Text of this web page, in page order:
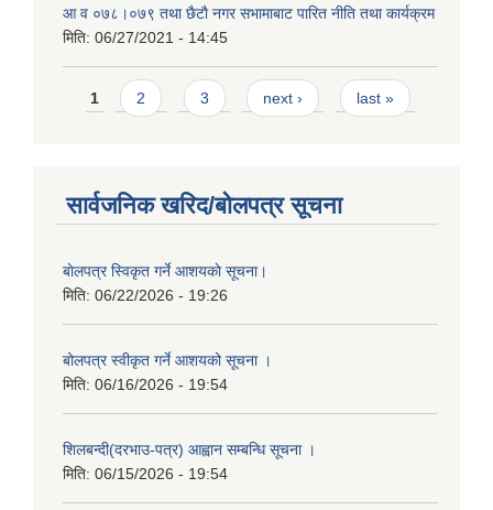
आ‍ व ०७८।०७९ तथा छैटाै नगर सभामाबाट पारित नीति तथा कार्यक्रम
मिति: 06/27/2021 - 14:45
Pages
1 2 3 next › last »
सार्वजनिक खरिद/बोलपत्र सूचना
बाेलपत्र स्विकृत गर्ने आशयकाे सूचना।
मिति: 06/22/2026 - 19:26
बोलपत्र स्वीकृत गर्ने आशयको सूचना ।
मिति: 06/16/2026 - 19:54
शिलबन्दी(दरभाउ-पत्र) आह्वान सम्बन्धि सूचना ।
मिति: 06/15/2026 - 19:54